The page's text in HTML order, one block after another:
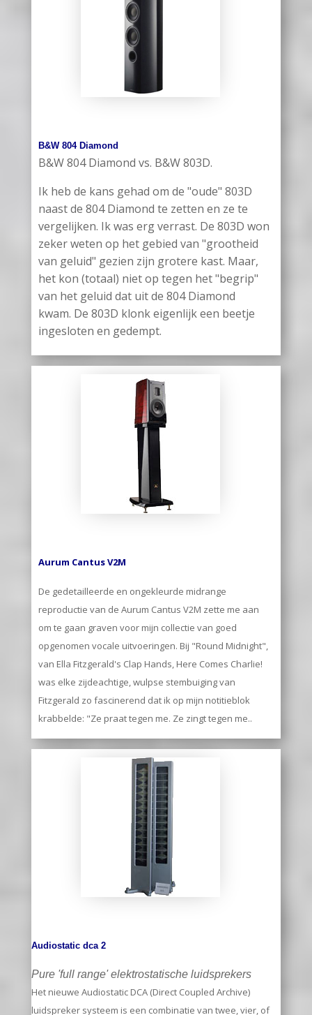
B&W 804 Diamond
B&W 804 Diamond vs. B&W 803D.
Ik heb de kans gehad om de "oude" 803D
naast de 804 Diamond te zetten en ze te
vergelijken. Ik was erg verrast. De 803D won
zeker weten op het gebied van "grootheid
van geluid" gezien zijn grotere kast. Maar,
het kon (totaal) niet op tegen het "begrip"
van het geluid dat uit de 804 Diamond
kwam. De 803D klonk eigenlijk een beetje
ingesloten en gedempt.
Aurum Cantus V2M
De gedetailleerde en ongekleurde midrange
reproductie van de Aurum Cantus V2M zette me aan
om te gaan graven voor mijn collectie van goed
opgenomen vocale uitvoeringen. Bij "Round Midnight",
van Ella Fitzgerald's Clap Hands, Here Comes Charlie!
was elke zijdeachtige, wulpse stembuiging van
Fitzgerald zo fascinerend dat ik op mijn notitieblok
krabbelde: "Ze praat tegen me. Ze zingt tegen me..
Audiostatic dca 2
Pure 'full range' elektrostatische luidsprekers
Het nieuwe Audiostatic DCA (Direct Coupled Archive)
luidspreker systeem is een combinatie van twee, vier, of